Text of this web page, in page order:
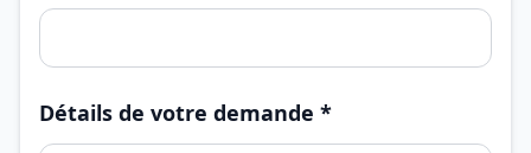
Détails de votre demande *